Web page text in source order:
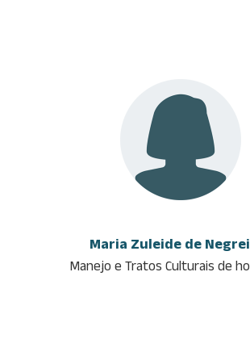
Maria Zuleide de
Manejo e Tratos Culturais de